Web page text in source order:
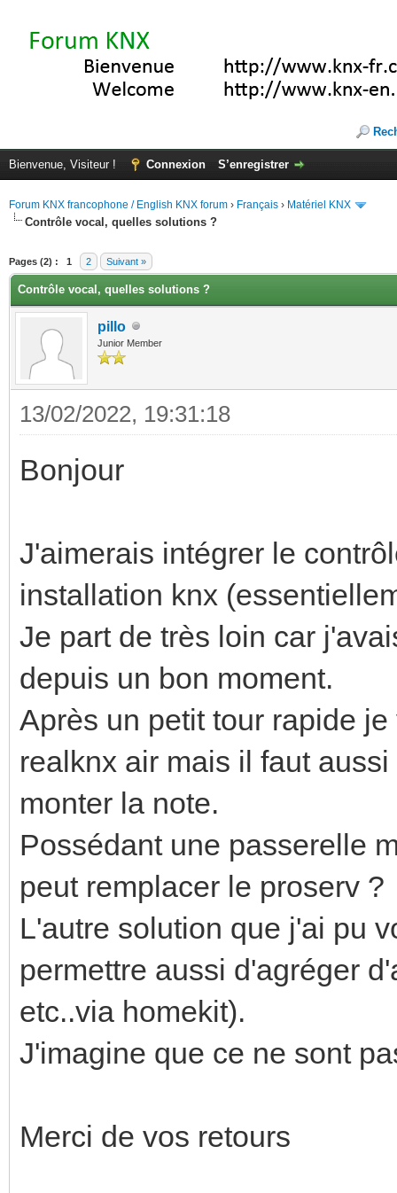
Bienvenue, Visiteur ! Connexion S’enregistrer
Forum KNX francophone / English KNX forum › Français › Matériel KNX
Contrôle vocal, quelles solutions ?
Pages (2) : 1 2 Suivant »
Contrôle vocal, quelles solutions ?
pillo
Junior Member
13/02/2022, 19:31:18
Bonjour
J'aimerais intégrer le
installation knx
Je part de très loin car
depuis un bon moment.
Après un petit tour rapide
realknx air mais il faut
monter la note.
Possédant une passerelle
peut remplacer le proserv ?
L'autre solution que j'ai pu
permettre aussi d'agréger
etc..via homekit).
J'imagine que ce ne sont
Merci de vos retours